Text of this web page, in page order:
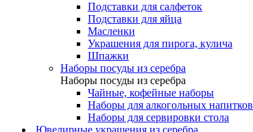
Подставки для салфеток
Подставки для яйца
Масленки
Украшения для пирога, кулича
Шпажки
Наборы посуды из серебра
Наборы посуды из серебра
Чайные, кофейные наборы
Наборы для алкогольных напитков
Наборы для сервировки стола
Ювелирные украшения из серебра